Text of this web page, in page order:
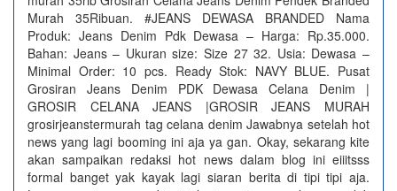
Murah 35Ribuan. #JEANS DEWASA BRANDED Nama
Produk: Jeans Denim Pdk Dewasa – Harga: Rp.35.000.
Bahan: Jeans – Ukuran size: Size 27 32. Usia: Dewasa –
Minimal Order: 10 pcs. Ready Stok: NAVY BLUE. Pusat
Grosiran Jeans Denim PDK Dewasa Celana Denim |
GROSIR CELANA JEANS |GROSIR JEANS MURAH
grosirjeanstermurah tag celana denim Jawabnya setelah hot
news yang lagi booming ini aja ya gan. Okay, sekarang kite
akan sampaikan redaksi hot news dalam blog ini eiiitsss
formal banget yak kayak lagi siaran berita di tipi tipi aja.